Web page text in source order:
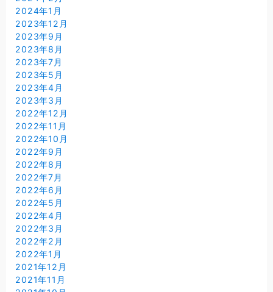
2024年1月
2023年12月
2023年9月
2023年8月
2023年7月
2023年5月
2023年4月
2023年3月
2022年12月
2022年11月
2022年10月
2022年9月
2022年8月
2022年7月
2022年6月
2022年5月
2022年4月
2022年3月
2022年2月
2022年1月
2021年12月
2021年11月